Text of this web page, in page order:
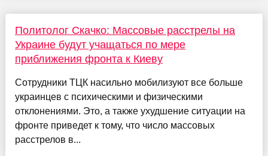
Политолог Скачко: Массовые расстрелы на
Украине будут учащаться по мере
приближения фронта к Киеву
Сотрудники ТЦК насильно мобилизуют все больше
украинцев с психическими и физическими
отклонениями. Это, а также ухудшение ситуации на
фронте приведет к тому, что число массовых
расстрелов в...